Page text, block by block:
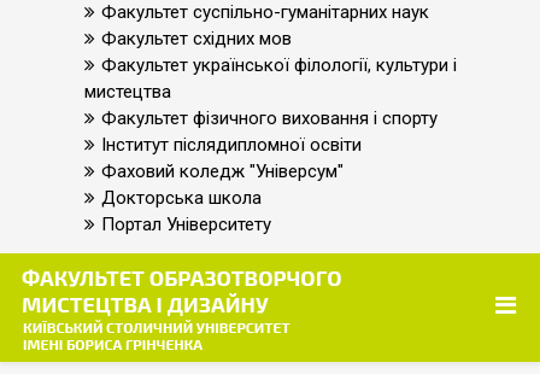
Факультет суспільно-гуманітарних наук
Факультет східних мов
Факультет української філології, культури і
мистецтва
Факультет фізичного виховання і спорту
Інститут післядипломної освіти
Фаховий коледж "Універсум"
Докторська школа
Портал Університету